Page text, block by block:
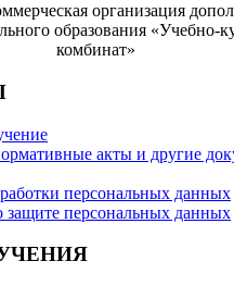
организация
образования «Учебно-
комбинат»
акты и другие
персональных данных
персональных данных